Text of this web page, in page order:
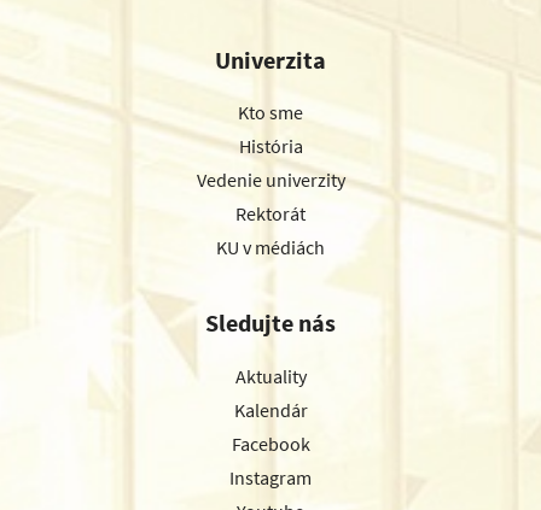
Univerzita
Kto sme
História
Vedenie univerzity
Rektorát
KU v médiách
Sledujte nás
Aktuality
Kalendár
Facebook
Instagram